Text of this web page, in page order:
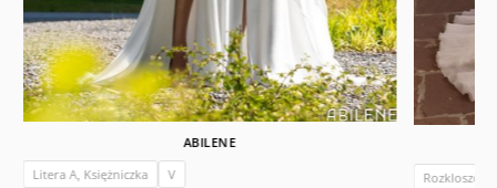
ABILENE
Litera A, Księżniczka
V